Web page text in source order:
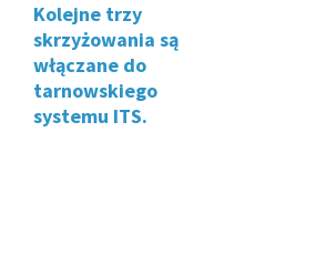
Kolejne trzy
skrzyżowania są
włączane do
tarnowskiego
systemu ITS.